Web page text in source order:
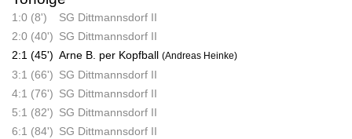
1:0 (8')
SG Dittmannsdorf II
2:0 (40') SG Dittmannsdorf II
2:1 (45') Arne B. per Kopfball (Andreas Heinke)
3:1 (66') SG Dittmannsdorf II
4:1 (76') SG Dittmannsdorf II
5:1 (82') SG Dittmannsdorf II
6:1 (84') SG Dittmannsdorf II